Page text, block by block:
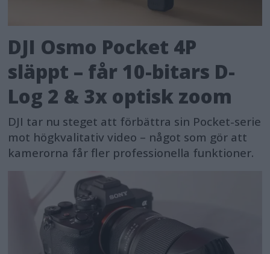
DJI Osmo Pocket 4P
släppt – får 10-bitars D-
Log 2 & 3x optisk zoom
DJI tar nu steget att förbättra sin Pocket-serie
mot högkvalitativ video – något som gör att
kamerorna får fler professionella funktioner.